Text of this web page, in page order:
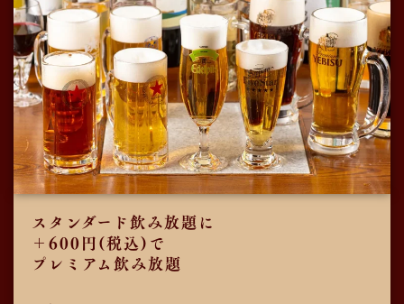
スタンダード飲み放題に
＋600円(税込)で
プレミアム飲み放題